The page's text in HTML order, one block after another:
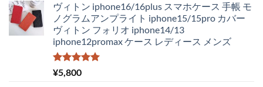
価
格
は
¥4,250
で
の
価
格
は
ヴィトン iphone16/16plus スマホケース 手帳 モ
ノグラムアンプライト iphone15/15pro カバー
ヴィトン フォリオ iphone14/13
iphone12promax ケース レディース メンズ
5段階中
5.00
¥5,800